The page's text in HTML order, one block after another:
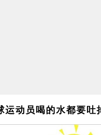
运动员喝的水都要吐